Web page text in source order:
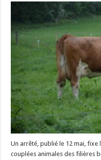
Un arrêté, publié le 12 mai, fixe
couplées animales des filières